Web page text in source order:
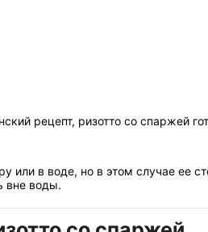
рецепт, ризотто со спаржей
или в воде, но в этом случае ее
вне воды.